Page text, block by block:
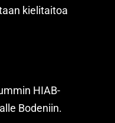
HIAB-
Bodeniin.
kielitaitoa